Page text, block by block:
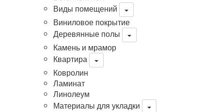
Виды помещений
Виниловое покрытие
Деревянные полы
Камень и мрамор
Квартира
Ковролин
Ламинат
Линолеум
Материалы для укладки